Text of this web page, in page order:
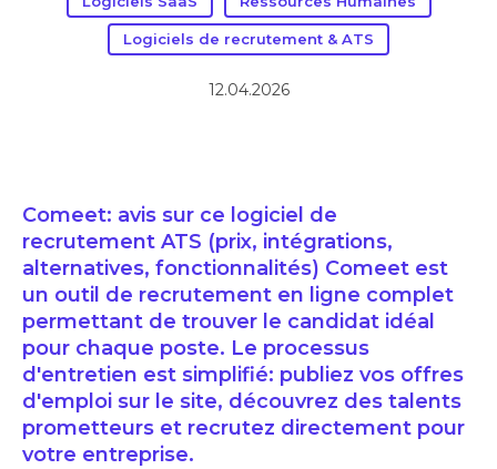
Logiciels de recrutement & ATS
12.04.2026
Comeet: avis sur ce logiciel de
recrutement ATS (prix, intégrations,
alternatives, fonctionnalités) Comeet est
un outil de recrutement en ligne complet
permettant de trouver le candidat idéal
pour chaque poste. Le processus
d'entretien est simplifié: publiez vos offres
d'emploi sur le site, découvrez des talents
prometteurs et recrutez directement pour
votre entreprise.